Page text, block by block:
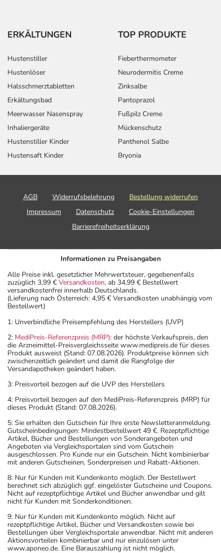
ERKÄLTUNGEN
Hustenstiller
Hustenlöser
Halsschmerztabletten
Erkältungsbad
Meerwasser Nasenspray
Inhaliergeräte
Hustenstiller Kinder
Hustensaft Kinder
TOP PRODUKTE
Fieberthermometer
Neurodermitis Creme
Zinksalbe
Pantoprazol
Fußpilz Creme
Mückenschutz
Panthenol Salbe
Bryonia
AGB Widerrufsbelehrung
Bestellung widerrufen
Impressum
Datenschutz
Cookie-Einstellungen
Barrierefreiheitserklärung
Informationen zu Preisangaben
Alle Preise inkl. gesetzlicher Mehrwertsteuer, gegebenenfalls
zuzüglich 3,99 € Versandkosten, ab 34,99 € Bestellwert
versandkostenfrei innerhalb Deutschlands.
(Lieferung nach Österreich: 4,95 € Versandkosten unabhängig vom
Bestellwert)
1: Unverbindliche Preisempfehlung des Herstellers (UVP)
2: MediPreis-Referenzpreis (MRP): der höchste Verkaufspreis, den
die Arzneimittel-Preisvergleichsseite www.medipreis.de für dieses
Produkt ausweist (Stand: 07.08.2026). Produktpreise können sich
zwischenzeitlich geändert und damit die Rangfolge der
Versandapotheken geändert haben.
3: Preisvorteil bezogen auf die UVP des Herstellers
4: Preisvorteil bezogen auf den MediPreis-Referenzpreis (MRP) für
dieses Produkt (Stand: 07.08.2026).
5: Sie erhalten den Gutschein für Ihre erste Newsletteranmeldung.
Gutscheinbedingungen: Mindestbestellwert 49 €. Rezeptpflichtige
Artikel, Bücher und Bestellungen von Sonderangeboten und
Angeboten via Vergleichsportalen sind vom Gutschein
ausgeschlossen. Pro Kunde nur ein Gutschein. Nicht kombinierbar
mit anderen Gutscheinen, Sonderpreisen und Rabatt-Aktionen.
8: Nur für Kunden mit Kundenkonto möglich. Der Bestellwert
berechnet sich abzüglich ggf. eingelöster Gutscheine und Coupons.
Nicht auf rezeptpflichtige Artikel und Bücher anwendbar und gilt
nicht für Kunden mit Sonderkonditionen.
9: Nur für Kunden mit Kundenkonto möglich. Nicht auf
rezeptpflichtige Artikel, Bücher und Versandkosten sowie bei
Bestellungen über Vergleichsportale anwendbar. Nicht mit anderen
Aktionsvorteilen kombinierbar und nur einzulösen unter
www.aponeo.de. Eine Barauszahlung ist nicht möglich.